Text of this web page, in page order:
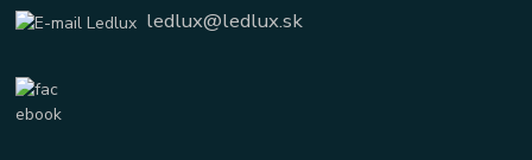
ledlux@ledlux.sk